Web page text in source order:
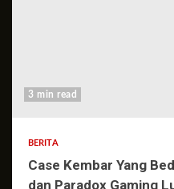
3 min read
BERITA
Case Kembar Yang
dan Paradox Gaming